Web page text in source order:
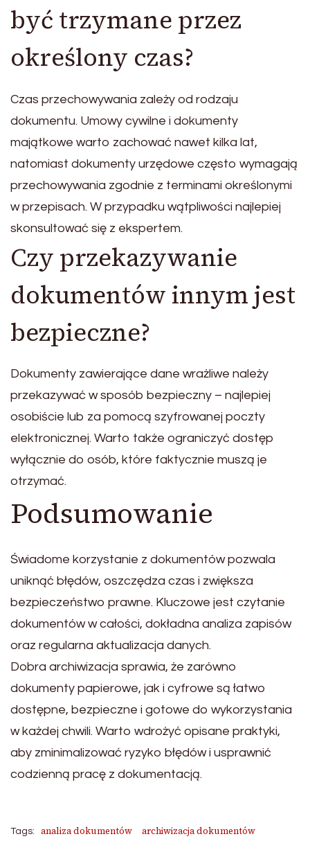
być trzymane przez
określony czas?
Czas przechowywania zależy od rodzaju
dokumentu. Umowy cywilne i dokumenty
majątkowe warto zachować nawet kilka lat,
natomiast dokumenty urzędowe często wymagają
przechowywania zgodnie z terminami określonymi
w przepisach. W przypadku wątpliwości najlepiej
skonsultować się z ekspertem.
Czy przekazywanie
dokumentów innym jest
bezpieczne?
Dokumenty zawierające dane wrażliwe należy
przekazywać w sposób bezpieczny – najlepiej
osobiście lub za pomocą szyfrowanej poczty
elektronicznej. Warto także ograniczyć dostęp
wyłącznie do osób, które faktycznie muszą je
otrzymać.
Podsumowanie
Świadome korzystanie z dokumentów pozwala
uniknąć błędów, oszczędza czas i zwiększa
bezpieczeństwo prawne. Kluczowe jest czytanie
dokumentów w całości, dokładna analiza zapisów
oraz regularna aktualizacja danych.
Dobra archiwizacja sprawia, że zarówno
dokumenty papierowe, jak i cyfrowe są łatwo
dostępne, bezpieczne i gotowe do wykorzystania
w każdej chwili. Warto wdrożyć opisane praktyki,
aby zminimalizować ryzyko błędów i usprawnić
codzienną pracę z dokumentacją.
Tags: analiza dokumentów
archiwizacja dokumentów